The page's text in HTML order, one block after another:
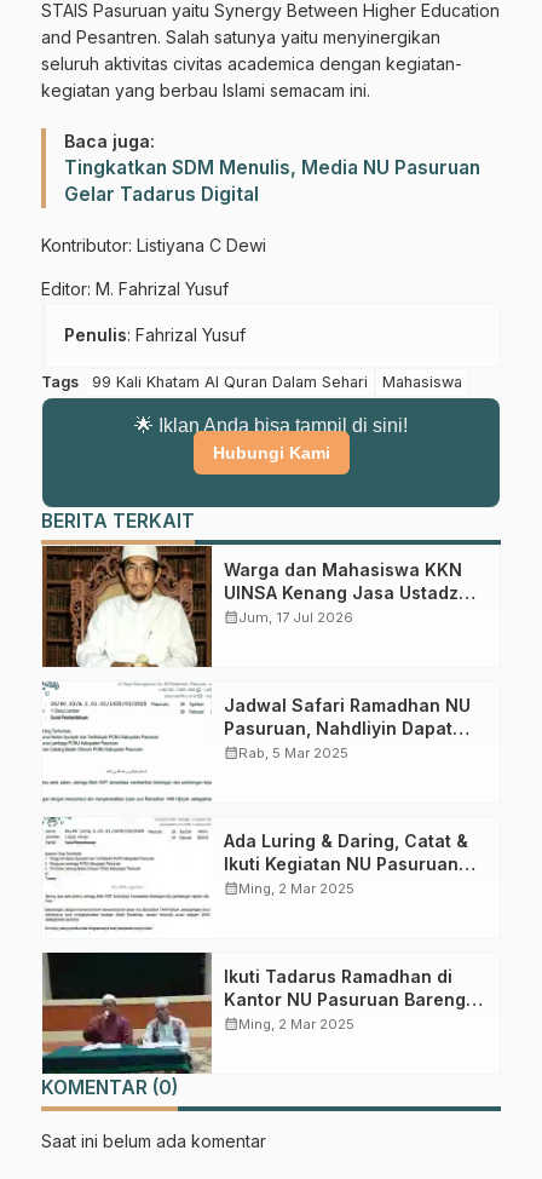
Gabung Channel WhatsApp NU
Dapatkan info kegiatan, kajian, dan berita terbaru langsung dari
sumber resmi NU Pasuruan.
Join Sekarang
STAIS Pasuruan yaitu Synergy Between Higher Education
and Pesantren. Salah satunya yaitu menyinergikan
seluruh aktivitas civitas academica dengan kegiatan-
kegiatan yang berbau Islami semacam ini.
Baca juga:
Tingkatkan SDM Menulis, Media NU Pasuruan
Gelar Tadarus Digital
Kontributor: Listiyana C Dewi
Editor: M. Fahrizal Yusuf
Penulis: Fahrizal Yusuf
Tags 99 Kali Khatam Al Quran Dalam Sehari Mahasiswa
🌟 Iklan Anda bisa tampil di sini!
Hubungi Kami
BERITA TERKAIT
Warga dan Mahasiswa KKN
UINSA Kenang Jasa Ustadz
Ahmad Syafi’i, Guru Ngaji
calendar_monthJum, 17 Jul 2026
Jadwal Safari Ramadhan NU
Pasuruan, Nahdliyin Dapat
Hadir Luring atau Daring
calendar_monthRab, 5 Mar 2025
Ada Luring & Daring, Catat &
Ikuti Kegiatan NU Pasuruan
Selama Ramadhan
calendar_monthMing, 2 Mar 2025
Ikuti Tadarus Ramadhan di
Kantor NU Pasuruan Bareng
Qori JQHNU
calendar_monthMing, 2 Mar 2025
KOMENTAR (0)
Saat ini belum ada komentar